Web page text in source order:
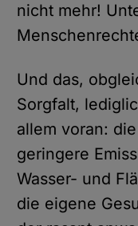
nicht mehr!
Und das,
Sorgfalt,
allem voran:
geringere
Wasser- und
die eigene